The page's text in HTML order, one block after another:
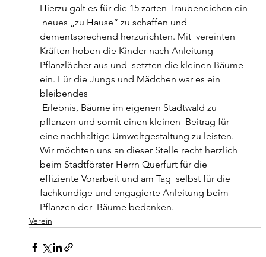
Hierzu galt es für die 15 zarten Traubeneichen ein
neues „zu Hause“ zu schaffen und
dementsprechend herzurichten. Mit  vereinten
Kräften hoben die Kinder nach Anleitung
Pflanzlöcher aus und  setzten die kleinen Bäume
ein. Für die Jungs und Mädchen war es ein
bleibendes
pflanzen und somit einen kleinen  Beitrag für
eine nachhaltige Umweltgestaltung zu leisten.
Wir möchten uns an dieser Stelle recht herzlich
beim Stadtförster Herrn Querfurt für die
effiziente Vorarbeit und am Tag  selbst für die
fachkundige und engagierte Anleitung beim
Pflanzen der  Bäume bedanken.
Verein